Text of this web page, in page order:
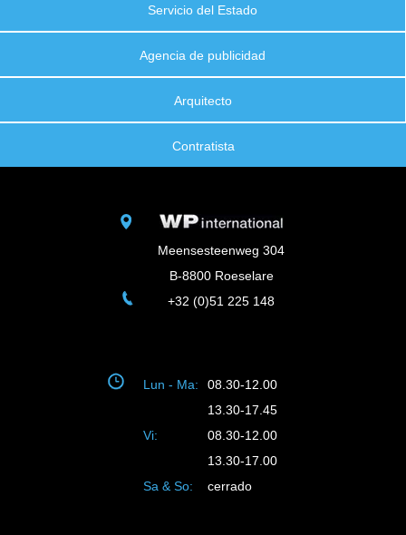
Servicio del Estado
Agencia de publicidad
Arquitecto
Contratista
Meensesteenweg 304
B-8800 Roeselare
+32 (0)51 225 148
Lun - Ma:
08.30-12.00
13.30-17.45
Vi:
08.30-12.00
13.30-17.00
Sa & So:
cerrado